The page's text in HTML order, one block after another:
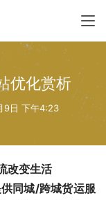
优化赏析
9日 下午4:23
改变生活
同城/跨城货运服